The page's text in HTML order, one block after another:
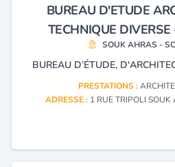
BUREAU D'ETUDE
TECHNIQUE
SOUK AHRAS -
BUREAU D’ÉTUDE,
PRESTATIONS :
ADRESSE : 1 RUE TRIPOLI